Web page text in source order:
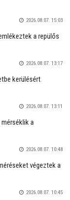
2026.08.07. 15:03
a repülős
2026.08.07. 13:17
kerülésért
2026.08.07. 13:11
a
2026.08.07. 10:48
végeztek a
2026.08.07. 10:45